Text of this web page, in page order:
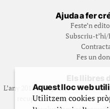
Ajuda a fer
Feste’n
Subscriu-t’hi/
Fes un
Els llibres
L’any 2012 vam posar en marxa
recuperant i ampliant
Aquest lloc web
Utilitzem cookies